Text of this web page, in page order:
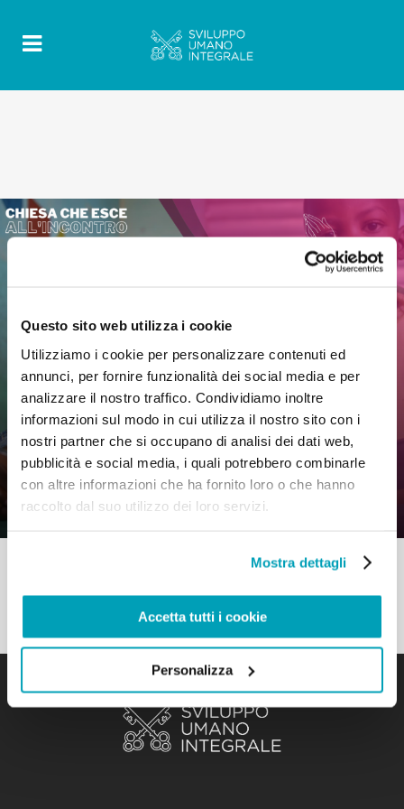
Questo sito web utilizza i cookie
Utilizziamo i cookie per personalizzare contenuti ed
annunci, per fornire funzionalità dei social media e per
analizzare il nostro traffico. Condividiamo inoltre
informazioni sul modo in cui utilizza il nostro sito con i
nostri partner che si occupano di analisi dei dati web,
pubblicità e social media, i quali potrebbero combinarle
con altre informazioni che ha fornito loro o che hanno
raccolto dal suo utilizzo dei loro servizi.
Mostra dettagli
Accetta tutti i cookie
Personalizza
5 Luglio 2021| ByMr_admin | 0
Comments |
Preghiera – Chiesa che esce all